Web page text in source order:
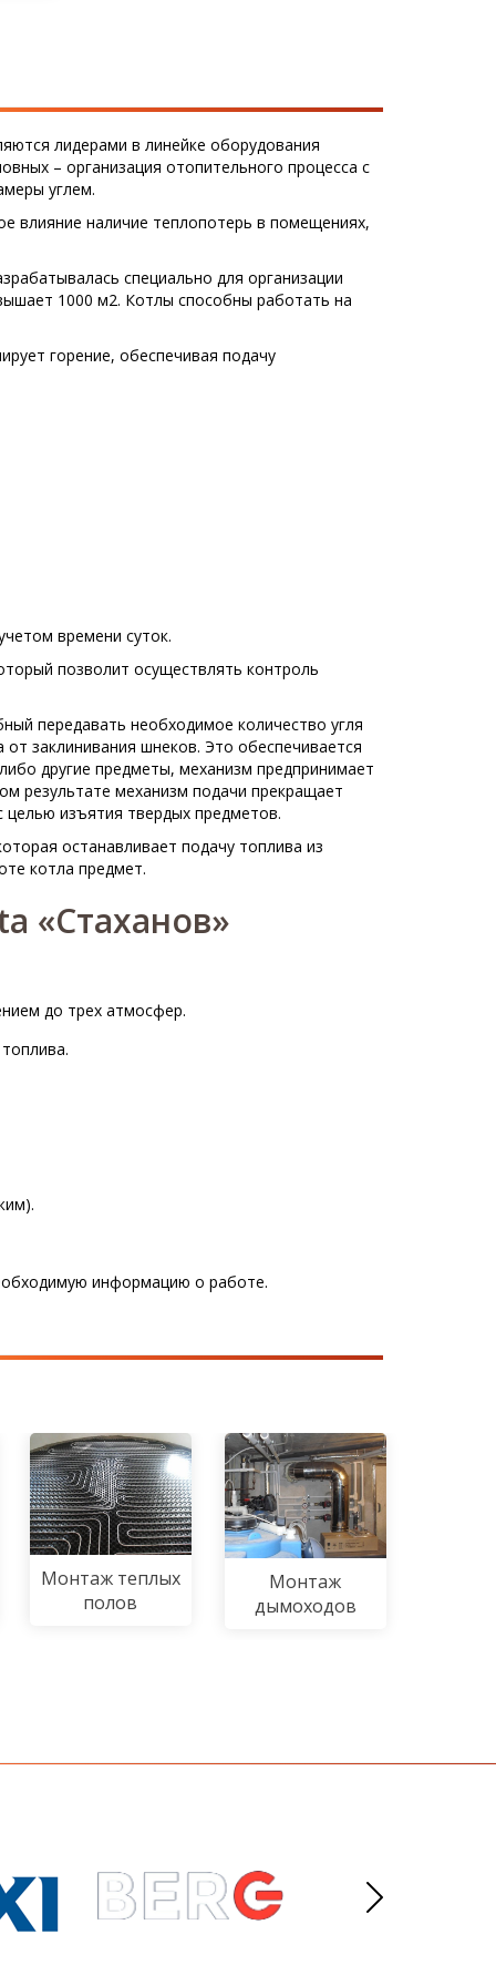
лидерами в линейке оборудования
– организация отопительного процесса с
углем.
влияние наличие теплопотерь в помещениях,
специально для организации
1000 м2. Котлы способны работать на
горение, обеспечивая подачу
времени суток.
позволит осуществлять контроль
передавать необходимое количество угля
заклинивания шнеков. Это обеспечивается
другие предметы, механизм предпринимает
результате механизм подачи прекращает
изъятия твердых предметов.
останавливает подачу топлива из
котла предмет.
«Стаханов»
до трех атмосфер.
информацию о работе.
Монтаж теплых
полов
Монтаж
дымоходов